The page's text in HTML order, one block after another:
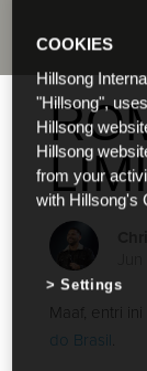
Maaf, entri
do Brasil.
COOKIES
Hillsong
"Hillsong",
Hillsong
Hillsong
from your
with Hillsong's
Settings